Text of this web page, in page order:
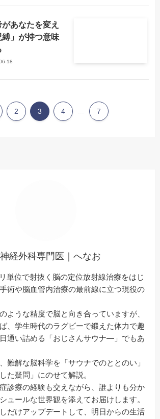
あなたを変え
」が持つ意味
18
2 3 4 ... 7
経外科専門医｜へなお
単位で射抜く脳の定位放射線治療をはじ
術や脳血管内治療の最前線に立つ現役の
ような精度で脳と向き合っていますが、
、学生時代のラグビーで鍛えた体力で趣
通い詰める「おじさんサウナ―」でもあ
難解な脳科学を「サウナでのととのい」
た疑問」にのせて解説。
診療の経験も交えながら、誰よりも分か
ュールな世界観を添えてお届けします。
だけアップデートして、明日からの生活